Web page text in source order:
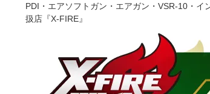
PDI・エアソフトガン・エアガン・VSR-10・
扱店『X-FIRE』